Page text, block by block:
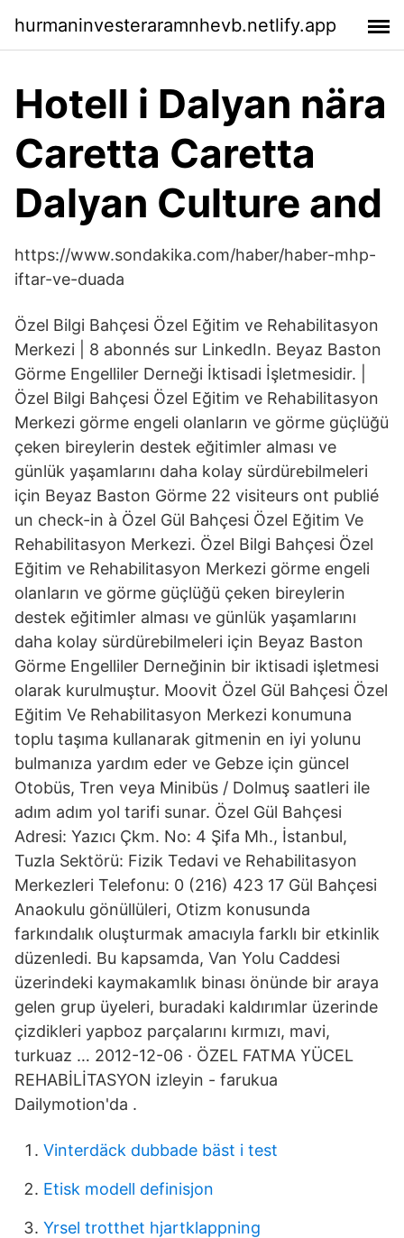
hurmaninvesteraramnhevb.netlify.app
Hotell i Dalyan nära
Caretta Caretta
Dalyan Culture and
https://www.sondakika.com/haber/haber-mhp-
iftar-ve-duada
Özel Bilgi Bahçesi Özel Eğitim ve Rehabilitasyon
Merkezi | 8 abonnés sur LinkedIn. Beyaz Baston
Görme Engelliler Derneği İktisadi İşletmesidir. |
Özel Bilgi Bahçesi Özel Eğitim ve Rehabilitasyon
Merkezi görme engeli olanların ve görme güçlüğü
çeken bireylerin destek eğitimler alması ve
günlük yaşamlarını daha kolay sürdürebilmeleri
için Beyaz Baston Görme 22 visiteurs ont publié
un check-in à Özel Gül Bahçesi Özel Eğitim Ve
Rehabilitasyon Merkezi. Özel Bilgi Bahçesi Özel
Eğitim ve Rehabilitasyon Merkezi görme engeli
olanların ve görme güçlüğü çeken bireylerin
destek eğitimler alması ve günlük yaşamlarını
daha kolay sürdürebilmeleri için Beyaz Baston
Görme Engelliler Derneğinin bir iktisadi işletmesi
olarak kurulmuştur. Moovit Özel Gül Bahçesi Özel
Eğitim Ve Rehabilitasyon Merkezi konumuna
toplu taşıma kullanarak gitmenin en iyi yolunu
bulmanıza yardım eder ve Gebze için güncel
Otobüs, Tren veya Minibüs / Dolmuş saatleri ile
adım adım yol tarifi sunar. Özel Gül Bahçesi
Adresi: Yazıcı Çkm. No: 4 Şifa Mh., İstanbul,
Tuzla Sektörü: Fizik Tedavi ve Rehabilitasyon
Merkezleri Telefonu: 0 (216) 423 17 Gül Bahçesi
Anaokulu gönüllüleri, Otizm konusunda
farkındalık oluşturmak amacıyla farklı bir etkinlik
düzenledi. Bu kapsamda, Van Yolu Caddesi
üzerindeki kaymakamlık binası önünde bir araya
gelen grup üyeleri, buradaki kaldırımlar üzerinde
çizdikleri yapboz parçalarını kırmızı, mavi,
turkuaz … 2012-12-06 · ÖZEL FATMA YÜCEL
REHABİLİTASYON izleyin - farukua
Dailymotion'da .
Vinterdäck dubbade bäst i test
Etisk modell definisjon
Yrsel trotthet hjartklappning